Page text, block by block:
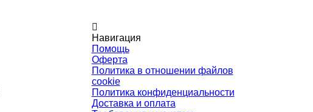
Навигация
Помощь
Оферта
Политика в отношении файлов
cookie
Политика конфиденциальности
Доставка и оплата